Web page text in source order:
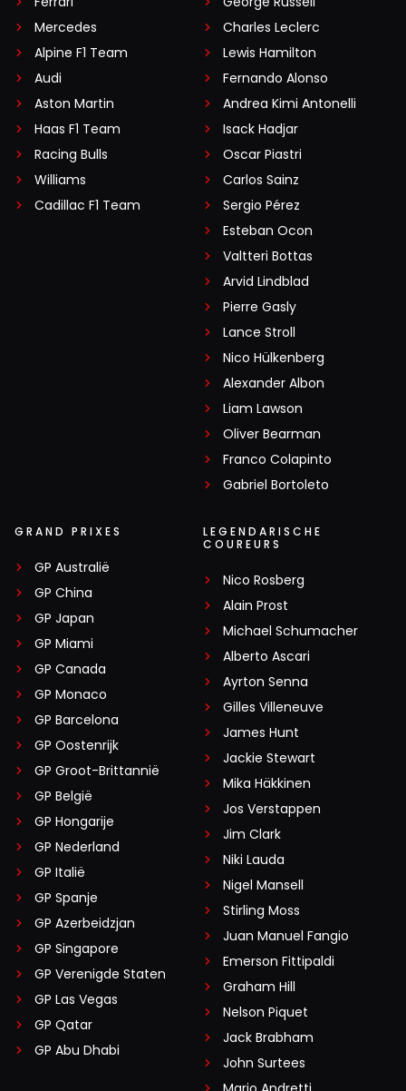
Mercedes
Alpine F1 Team
Audi
Aston Martin
Haas F1 Team
Racing Bulls
Williams
Cadillac F1 Team
Charles Leclerc
Lewis Hamilton
Fernando Alonso
Andrea Kimi Antonelli
Isack Hadjar
Oscar Piastri
Carlos Sainz
Sergio Pérez
Esteban Ocon
Valtteri Bottas
Arvid Lindblad
Pierre Gasly
Lance Stroll
Nico Hülkenberg
Alexander Albon
Liam Lawson
Oliver Bearman
Franco Colapinto
Gabriel Bortoleto
GRAND PRIXES
GP Australië
GP China
GP Japan
GP Miami
GP Canada
GP Monaco
GP Barcelona
GP Oostenrijk
GP Groot-Brittannië
GP België
GP Hongarije
GP Nederland
GP Italië
GP Spanje
GP Azerbeidzjan
GP Singapore
GP Verenigde Staten
GP Las Vegas
GP Qatar
GP Abu Dhabi
LEGENDARISCHE
COUREURS
Nico Rosberg
Alain Prost
Michael Schumacher
Alberto Ascari
Ayrton Senna
Gilles Villeneuve
James Hunt
Jackie Stewart
Mika Häkkinen
Jos Verstappen
Jim Clark
Niki Lauda
Nigel Mansell
Stirling Moss
Juan Manuel Fangio
Emerson Fittipaldi
Graham Hill
Nelson Piquet
Jack Brabham
John Surtees